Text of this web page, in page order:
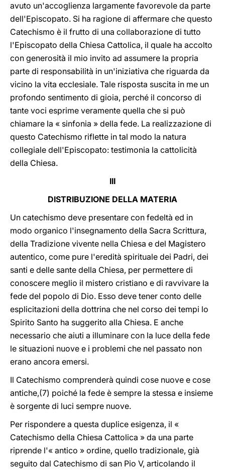
avuto un'accoglienza largamente favorevole da parte
dell'Episcopato. Si ha ragione di affermare che questo
Catechismo è il frutto di una collaborazione di tutto
l'Episcopato della Chiesa Cattolica, il quale ha accolto
con generosità il mio invito ad assumere la propria
parte di responsabilità in un'iniziativa che riguarda da
vicino la vita ecclesiale. Tale risposta suscita in me un
profondo sentimento di gioia, perché il concorso di
tante voci esprime veramente quella che si può
chiamare la « sinfonia » della fede. La realizzazione di
questo Catechismo riflette in tal modo la natura
collegiale dell'Episcopato: testimonia la cattolicità
della Chiesa.
III
DISTRIBUZIONE DELLA MATERIA
Un catechismo deve presentare con fedeltà ed in
modo organico l'insegnamento della Sacra Scrittura,
della Tradizione vivente nella Chiesa e del Magistero
autentico, come pure l'eredità spirituale dei Padri, dei
santi e delle sante della Chiesa, per permettere di
conoscere meglio il mistero cristiano e di ravvivare la
fede del popolo di Dio. Esso deve tener conto delle
esplicitazioni della dottrina che nel corso dei tempi lo
Spirito Santo ha suggerito alla Chiesa. E anche
necessario che aiuti a illuminare con la luce della fede
le situazioni nuove e i problemi che nel passato non
erano ancora emersi.
Il Catechismo comprenderà quindi cose nuove e cose
antiche,(7) poiché la fede è sempre la stessa e insieme
è sorgente di luci sempre nuove.
Per rispondere a questa duplice esigenza, il «
Catechismo della Chiesa Cattolica » da una parte
riprende l'« antico » ordine, quello tradizionale, già
seguito dal Catechismo di san Pio V, articolando il